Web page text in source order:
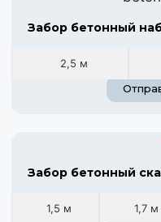
Забор бетонный
2,5 м
Забор бетонный
1,5 м 1,7 м